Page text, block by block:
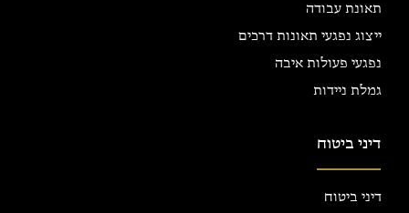
תאונת עבודה
ייצוג נפגעי תאונות דרכים
נפגעי פעולות איבה
גמלת ניידות
דיני ביטוח
דיני ביטוח